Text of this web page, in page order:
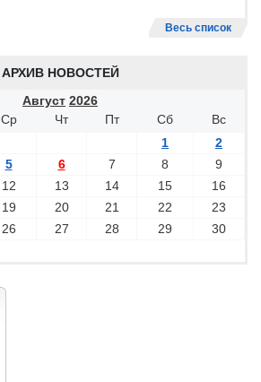
Весь список
АРХИВ НОВОСТЕЙ
Август 2026
Ср Чт Пт Сб
Вс
1
2
5 6 7 8
9
12 13 14 15
16
19 20 21 22
23
26 27 28 29
30